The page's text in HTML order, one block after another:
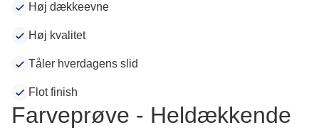
Høj dækkeevne
Høj kvalitet
Tåler hverdagens slid
Flot finish
Farveprøve - Heldækkende